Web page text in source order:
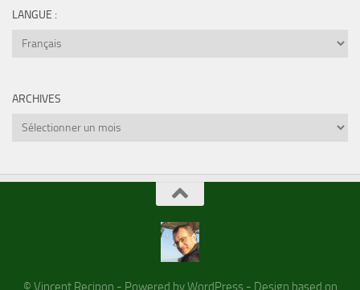
LANGUE :
ARCHIVES
Archives
© Vincent Recipon - Powered by WordPress - Design based on